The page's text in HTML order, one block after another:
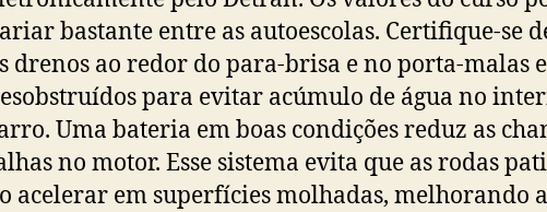
bastante entre as autoescolas. Certifique-se
drenos ao redor do para-brisa e no porta-malas
para evitar acúmulo de água no
Uma bateria em boas condições reduz as
no motor. Esse sistema evita que as rodas
acelerar em superfícies molhadas, melhorando a